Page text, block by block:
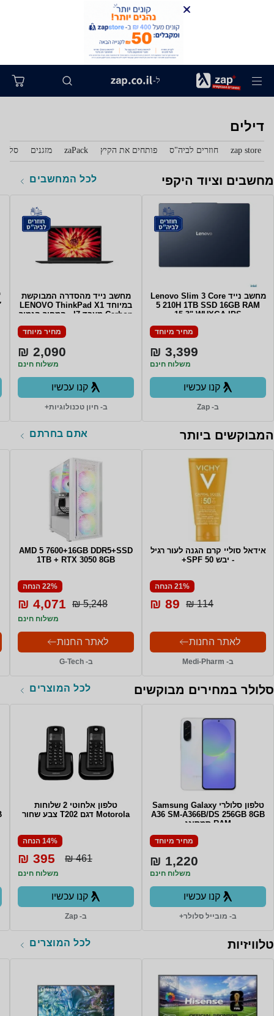
ל-
דילים
zap store חוזרים לביה"ס פותחים את הקיץ zaPack מזגנים
מחשבים וציוד היקפי לכל המחשבים
מחשב נייד Lenovo Slim 3 Core
5 210H 1TB SSD 16GB RAM
15.3" WUXGA IPS
TOUCHSCREEN Win11 Backlit
Keyboard COSMIC BLUE 3Y
מחיר מיוחד
3,399 ₪
משלוח חינם
קנו עכשיו
ב- Zap
מחשב נייד מהסדרה המבוקשת
במיוחד LENOVO ThinkPad X1
Carbon מעבד I7 - המחיר הנמוך
בשוק Lenovo Carbon X1 6th
Gen i7-8550U/16GB ddr4 (no
touch/WIN11Pro
מחיר מיוחד
2,090 ₪
משלוח חינם
קנו עכשיו
ב- חיון טכנולוגיות+
המבוקשים ביותר אתם בחרתם
אידאל סוליי קרם הגנה לעור רגיל
- יבש SPF 50+
21% הנחה
114 ₪
89 ₪
לאתר החנות
ב- Medi-Pharm
AMD 5 7600+16GB DDR5+SSD
1TB + RTX 3050 8GB
22% הנחה
5,248 ₪
4,071 ₪
משלוח חינם
לאתר החנות
ב- G-Tech
סלולר במחירים מבוקשים לכל המוצרים
טלפון סלולרי Samsung Galaxy
A36 SM-A366B/DS 256GB 8GB
RAM סמסונג
מחיר מיוחד
1,220 ₪
משלוח חינם
קנו עכשיו
ב- מובייל סלולר+
טלפון אלחוטי 2 שלוחות
Motorola דגם T202 צבע שחור
14% הנחה
461 ₪
395 ₪
משלוח חינם
קנו עכשיו
ב- Zap
טלוויזיות לכל המוצרים